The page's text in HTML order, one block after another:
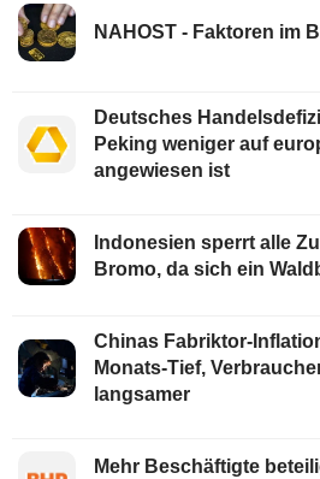
NAHOST - Faktoren im
Deutsches
Peking weniger auf
angewiesen ist
Indonesien sperrt alle
Bromo, da sich ein
Chinas Fabriktor-
Monats-Tief,
langsamer
Mehr Beschäftigte